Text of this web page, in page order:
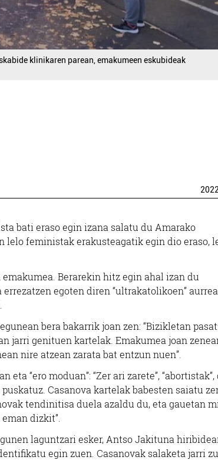
klinikaren parean, emakumeen eskubideak
2022
bati eraso egin izana salatu du Amarako
feministak erakusteagatik egin dio eraso,
Berarekin hitz egin ahal izan du
egoten diren “ultrakatolikoen”
bera bakarrik joan zen: “Bizikletan
jarri genituen kartelak. Emakumea joan
nire atzean zarata bat entzun nuen”.
“ero moduan”: “Zer ari zarete”,
Casanova kartelak babesten saiatu
tendinitisa duela azaldu du, eta gauetan
dizkit”.
laguntzari esker, Antso Jakituna
egin zuen. Casanovak salaketa jarri